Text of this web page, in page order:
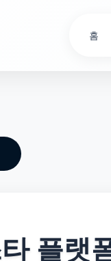
홈
플랫